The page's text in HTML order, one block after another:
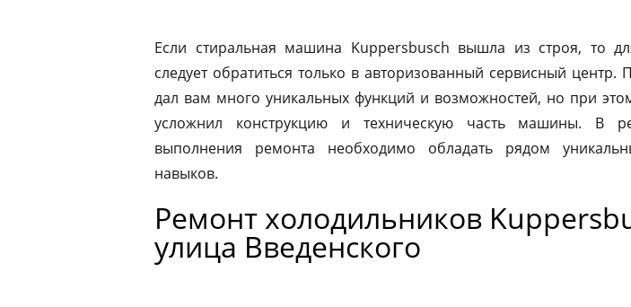
Если стиральная машина Kuppersbusch вышла из строя, то
следует обратиться только в авторизованный сервисный центр.
дал вам много уникальных функций и возможностей, но при
усложнил конструкцию и техническую часть машины. В
выполнения ремонта необходимо обладать рядом
навыков.
Ремонт холодильников
улица Введенского